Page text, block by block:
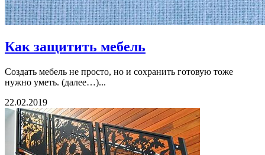
Как защитить мебель
Создать мебель не просто, но и сохранить готовую тоже
нужно уметь. (далее…)...
22.02.2019